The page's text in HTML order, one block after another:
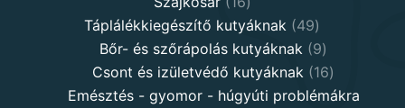
products
Táplálékkiegészítő kutyáknak 4949
products
Bőr- és szőrápolás kutyáknak 99
products
Csont és izületvédő kutyáknak 1616
products
Emésztés - gyomor - húgyúti problémákra